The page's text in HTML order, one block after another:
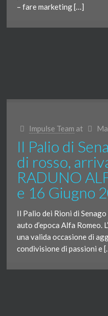
– fare marketing […]
Impulse Team at
Il Palio di
di rosso,
RADUNO
e 16 Giugno
Il Palio dei Rioni di
auto d’epoca Alfa Romeo.
una valida occasione di
condivisione di passioni e